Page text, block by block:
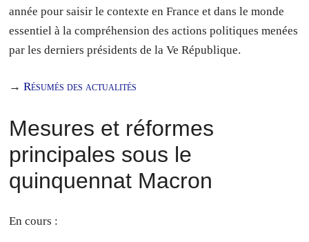
année pour saisir le contexte en France et dans le monde
essentiel à la compréhension des actions politiques menées
par les derniers présidents de la Ve République.
→Résumés des actualités
Mesures et réformes
principales sous le
quinquennat Macron
En cours :